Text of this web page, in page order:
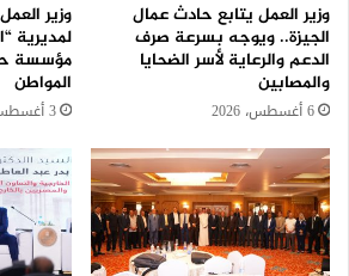
وزير العمل يتابع حادث عمال
الجيزة.. ويوجه بسرعة صرف
الدعم والرعاية لأسر الضحايا
والمصابين
6 أغسطس، 2026
وزير
لمديرية
مؤسسة
المواطن
3 أغسطس، 2026